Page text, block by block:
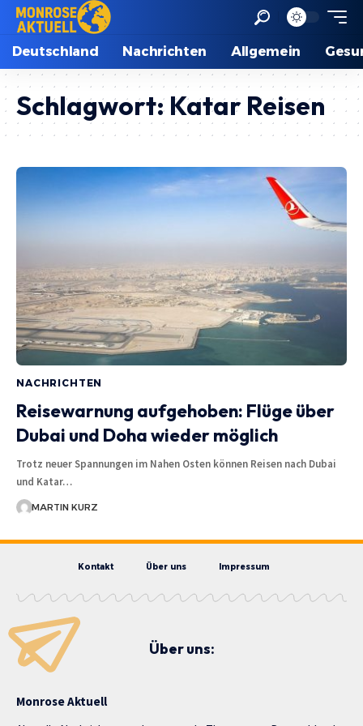
Deutschland Nachrichten Allgemein
Schlagwort: Katar Reisen
NACHRICHTEN
Reisewarnung aufgehoben: Flüge über
Dubai und Doha wieder möglich
Trotz neuer Spannungen im Nahen Osten können Reisen nach Dubai
und Katar…
MARTIN KURZ
Kontakt Über uns Impressum
Über uns:
Monrose Aktuell